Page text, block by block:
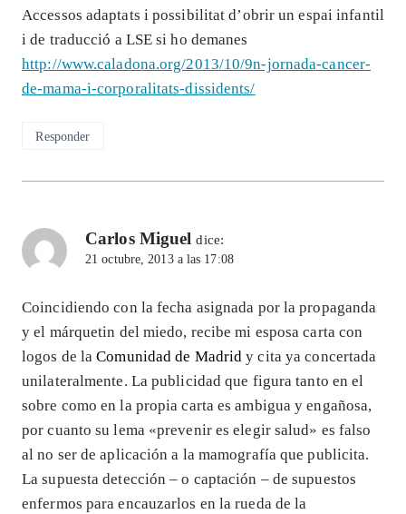
Accessos adaptats i possibilitat d’obrir un espai infantil
i de traducció a LSE si ho demanes
http://www.caladona.org/2013/10/9n-jornada-cancer-
de-mama-i-corporalitats-dissidents/
Responder
Carlos Miguel dice:
21 octubre, 2013 a las 17:08
Coincidiendo con la fecha asignada por la propaganda
y el márquetin del miedo, recibe mi esposa carta con
logos de laComunidad de Madrid y cita ya concertada
unilateralmente. La publicidad que figura tanto en el
sobre como en la propia carta es ambigua y engañosa,
por cuanto su lema «prevenir es elegir salud» es falso
al no ser de aplicación a la mamografía que publicita.
La supuesta detección – o captación – de supuestos
enfermos para encauzarlos en la rueda de la